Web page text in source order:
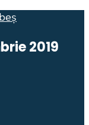
2019